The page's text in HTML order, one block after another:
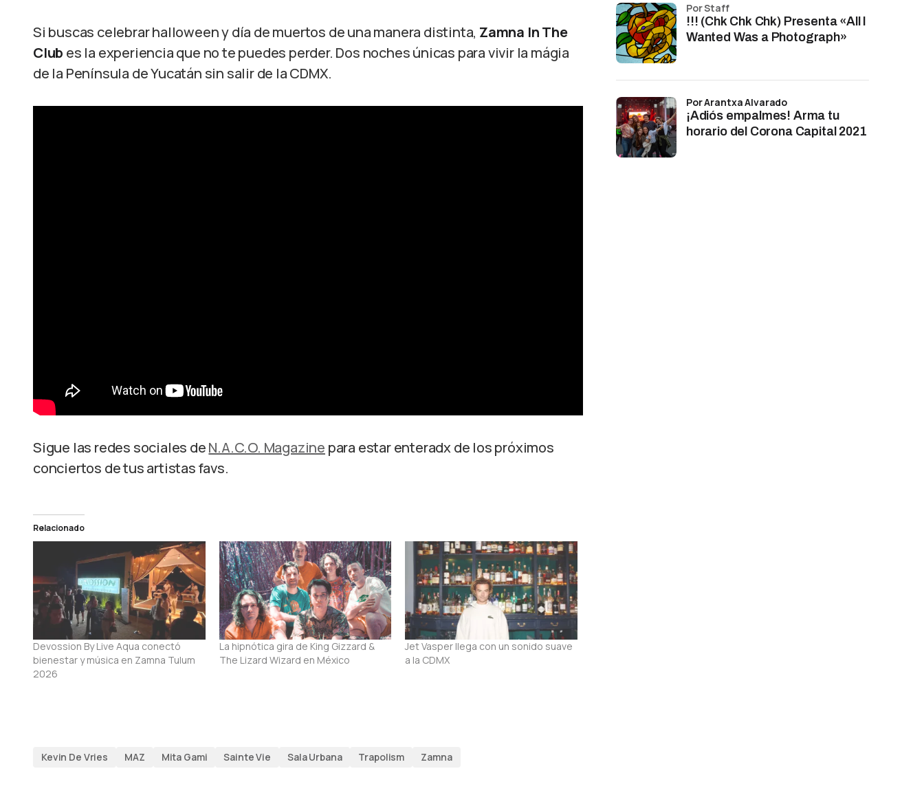
Si buscas celebrar halloween y día de muertos de una manera distinta, Zamna In The
Club es la experiencia que no te puedes perder. Dos noches únicas para vivir la mágia
de la Península de Yucatán sin salir de la CDMX.
Sigue las redes sociales deN.A.C.O. Magazine para estar enteradx de los próximos
conciertos de tus artistas favs.
Relacionado
Devossion By Live Aqua conectó
bienestar y música en Zamna Tulum
2026
La hipnótica gira de King Gizzard &
The Lizard Wizard en México
Jet Vasper llega con un sonido suave
a la CDMX
Kevin De Vries MAZ Mita Gami Sainte Vie Sala Urbana Trapolism Zamna
!!! (Chk Chk Chk) Presenta «All I
Wanted Was a Photograph»
por Staff
¡Adiós empalmes! Arma tu
horario del Corona Capital 2021
por Arantxa Alvarado